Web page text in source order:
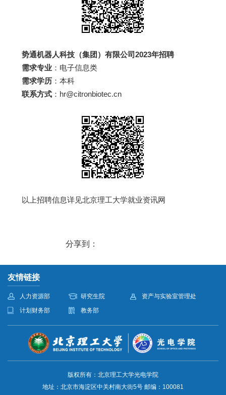
势通机器人科技（集团）有限公司2023年招聘
需求专业 ：电子信息类
需求学历 ：本科
联系方式 ：hr@citronbiotec.cn
以上招聘信息详见北京理工大学就业资讯网
分享到：
友情链接
人力资源部 研究生院
资产与实验室管理处
计划财务部
教务部
版权所有：北京理工大学光电学院
地址：北京市海淀区中关村南大街5号 邮编：100081